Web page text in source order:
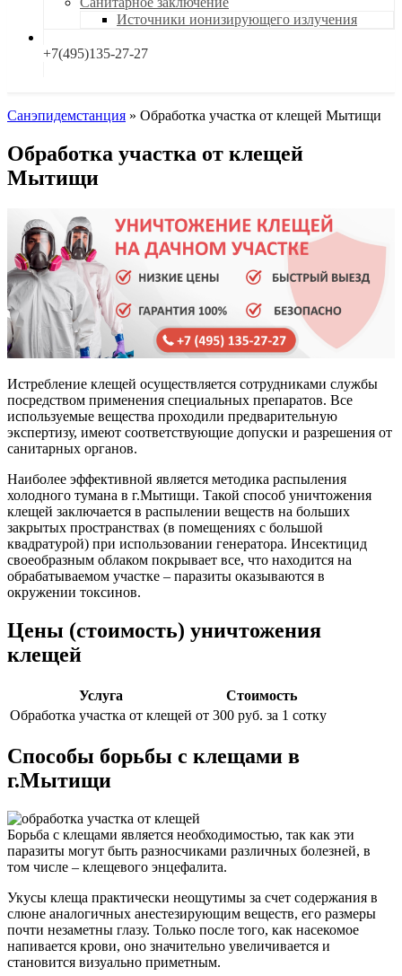
Источники ионизирующего излучения
+7(495)135-27-27
Санэпидемстанция » Обработка участка от клещей Мытищи
Обработка участка от клещей
Мытищи
Истребление клещей осуществляется сотрудниками службы
посредством применения специальных препаратов. Все
используемые вещества проходили предварительную
экспертизу, имеют соответствующие допуски и разрешения от
санитарных органов.
Наиболее эффективной является методика распыления
холодного тумана в г.Мытищи. Такой способ уничтожения
клещей заключается в распылении веществ на больших
закрытых пространствах (в помещениях с большой
квадратурой) при использовании генератора. Инсектицид
своеобразным облаком покрывает все, что находится на
обрабатываемом участке – паразиты оказываются в
окружении токсинов.
Цены (стоимость) уничтожения
клещей
Услуга
Стоимость
Обработка участка от клещей от 300 руб. за 1 сотку
Способы борьбы с клещами в
г.Мытищи
Борьба с клещами является необходимостью, так как эти
паразиты могут быть разносчиками различных болезней, в
том числе – клещевого энцефалита.
Укусы клеща практически неощутимы за счет содержания в
слюне аналогичных анестезирующим веществ, его размеры
почти незаметны глазу. Только после того, как насекомое
напивается крови, оно значительно увеличивается и
становится визуально приметным.